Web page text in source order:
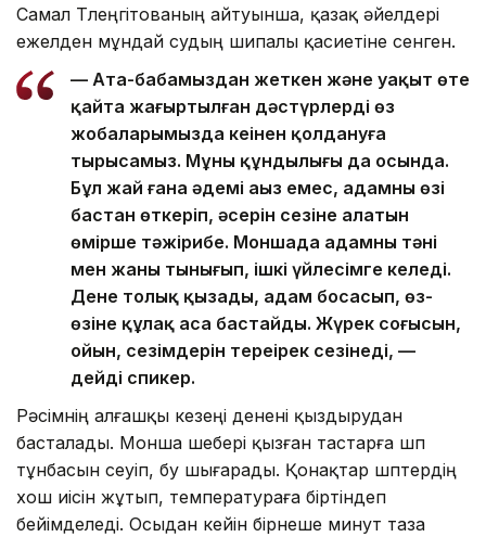
Самал Төлеңгітованың айтуынша, қазақ әйелдері
ежелден мұндай судың шипалы қасиетіне сенген.
— Ата-бабамыздан жеткен және уақыт өте
қайта жаңғыртылған дәстүрлерді өз
жобаларымызда кеңінен қолдануға
тырысамыз. Мұның құндылығы да осында.
Бұл жай ғана әдемі аңыз емес, адамның өзі
бастан өткеріп, әсерін сезіне алатын
өміршең тәжірибе. Моншада адамның тәні
мен жаны тынығып, ішкі үйлесімге келеді.
Дене толық қызады, адам босаңсып, өз-
өзіне құлақ аса бастайды. Жүрек соғысын,
ойын, сезімдерін тереңірек сезінеді, —
дейді спикер.
Рәсімнің алғашқы кезеңі денені қыздырудан
басталады. Монша шебері қызған тастарға шөп
тұнбасын сеуіп, бу шығарады. Қонақтар шөптердің
хош иісін жұтып, температураға біртіндеп
бейімделеді. Осыдан кейін бірнеше минут таза